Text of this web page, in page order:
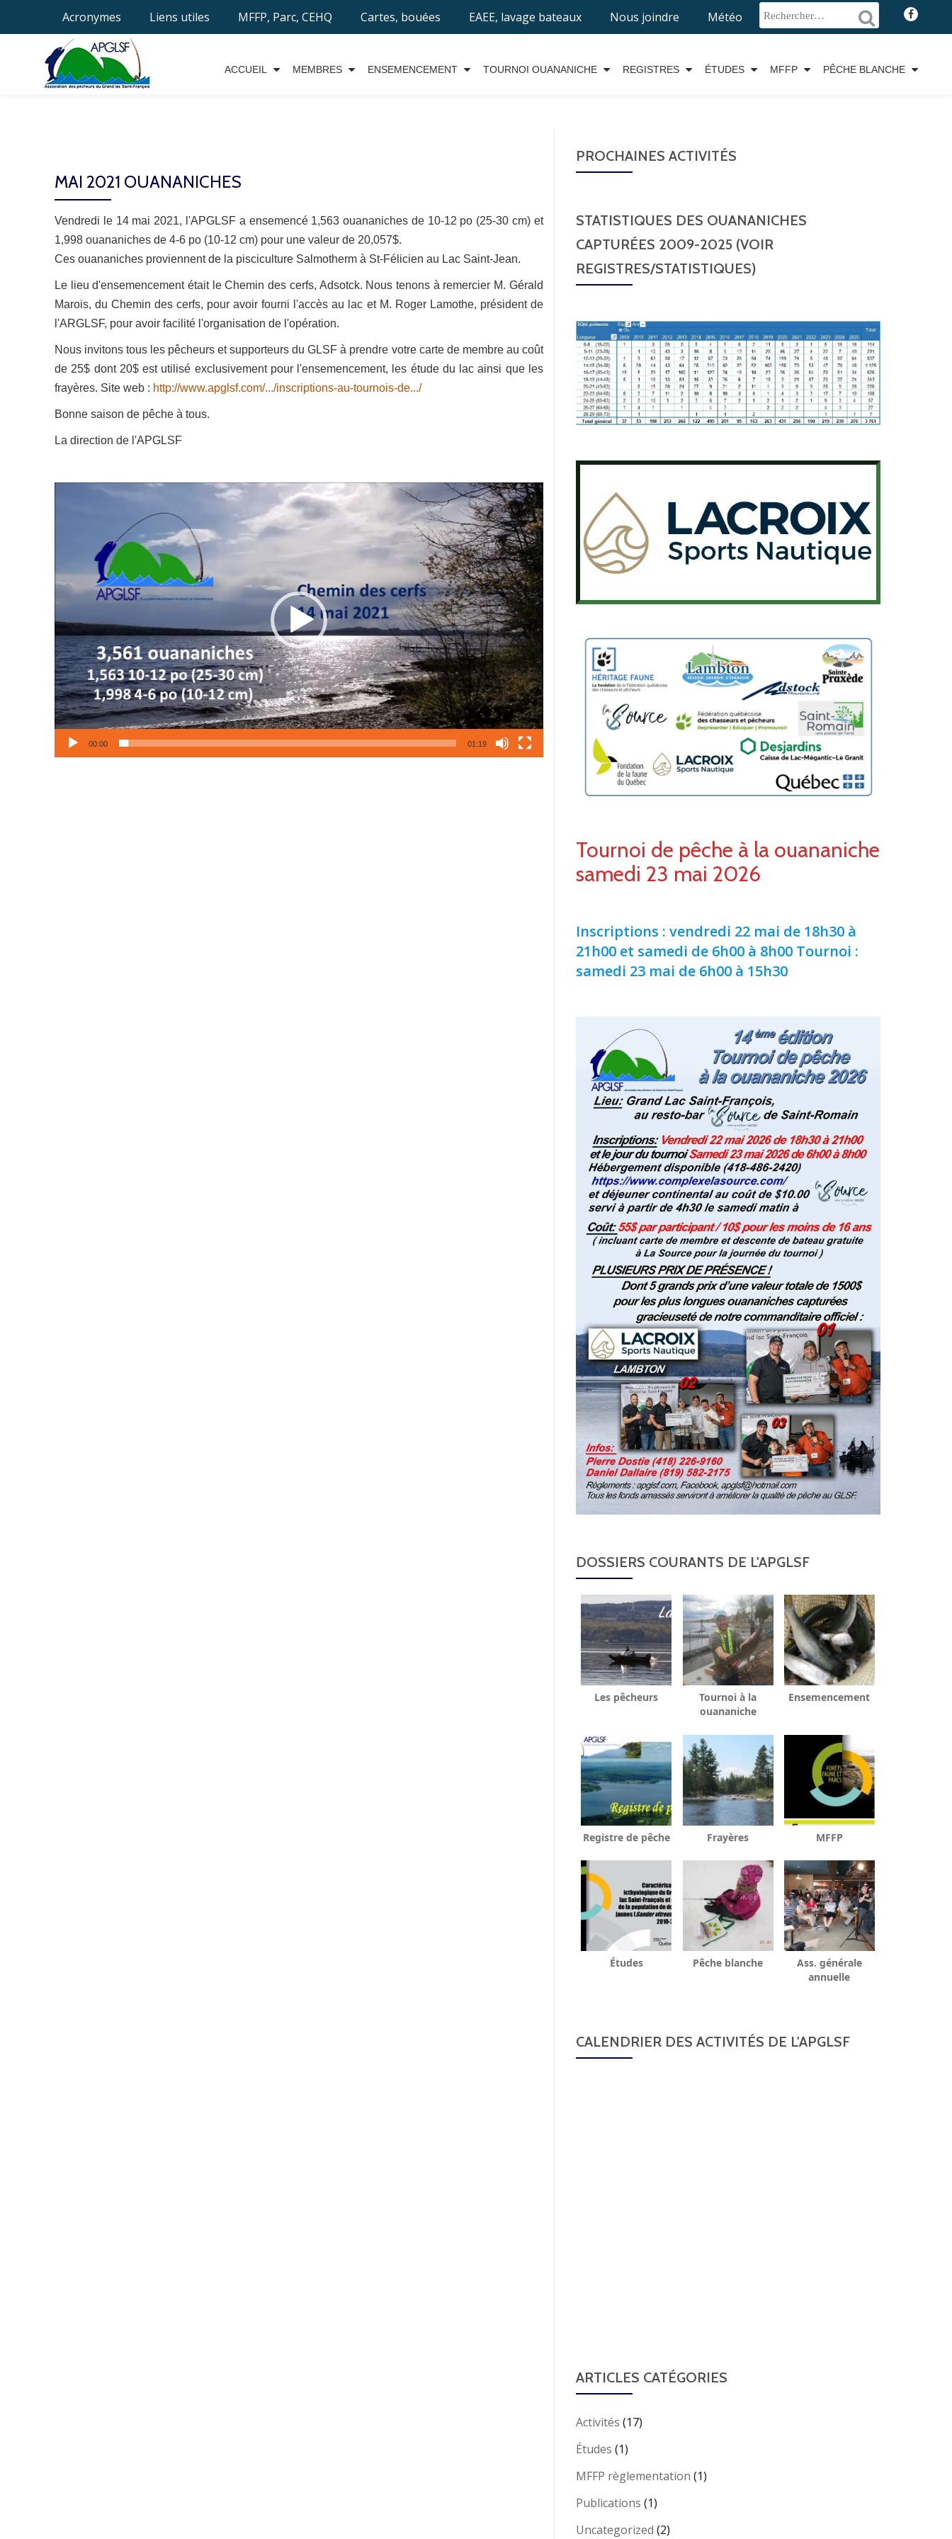
Aller
Acronymes Liens utiles MFFP, Parc, CEHQ Cartes, bouées EAEE, lavage bateaux Nous joindre Météo
fa-
facebook
ACCUEIL MEMBRES ENSEMENCEMENT TOURNOI OUANANICHE REGISTRES ÉTUDES MFFP PÊCHE BLANCHE
MAI 2021 OUANANICHES
Vendredi le 14 mai 2021, l'APGLSF a ensemencé 1,563 ouananiches de 10-12 po (25-30 cm) et
1,998 ouananiches de 4-6 po (10-12 cm) pour une valeur de 20,057$.
Ces ouananiches proviennent de la pisciculture Salmotherm à St-Félicien au Lac Saint-Jean.
Le lieu d'ensemencement était le Chemin des cerfs, Adsotck. Nous tenons à remercier M. Gérald
Marois, du Chemin des cerfs, pour avoir fourni l'accès au lac et M. Roger Lamothe, président de
l'ARGLSF, pour avoir facilité l'organisation de l'opération.
Nous invitons tous les pêcheurs et supporteurs du GLSF à prendre votre carte de membre au coût
de 25$ dont 20$ est utilisé exclusivement pour l'ensemencement, les étude du lac ainsi que les
frayères. Site web : http://www.apglsf.com/.../inscriptions-au-tournois-de.../
Bonne saison de pêche à tous.
La direction de l'APGLSF
00:00 01:19
PROCHAINES ACTIVITÉS
STATISTIQUES DES OUANANICHES
CAPTURÉES 2009-2025 (VOIR
REGISTRES/STATISTIQUES)
Tournoi de pêche à la ouananiche
samedi 23 mai 2026
Inscriptions : vendredi 22 mai de 18h30 à
21h00 et samedi de 6h00 à 8h00 Tournoi :
samedi 23 mai de 6h00 à 15h30
DOSSIERS COURANTS DE L'APGLSF
Les pêcheurs
Tournoi à la
ouananiche
Ensemencement
Registre de pêche Frayères MFFP
Études Pêche blanche
Ass. générale
annuelle
CALENDRIER DES ACTIVITÉS DE L'APGLSF
ARTICLES CATÉGORIES
Activités (17)
Études (1)
MFFP règlementation (1)
Publications (1)
Uncategorized (2)